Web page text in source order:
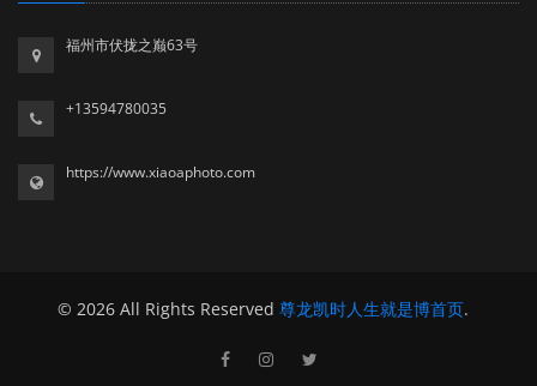
福州市伏拢之巅63号
+13594780035
https://www.xiaoaphoto.com
© 2026 All Rights Reserved 尊龙凯时人生就是博首页.